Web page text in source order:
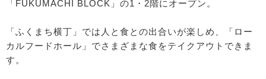
「FUKUMACHI BLOCK」の1・2階にオープン。
「ふくまち横丁」では人と食との出合いが楽しめ、「ロー
カルフードホール」でさまざまな食をテイクアウトできま
す。